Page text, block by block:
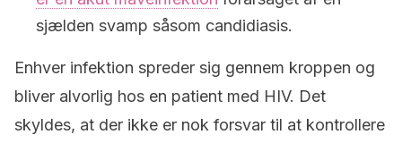
sjælden svamp såsom candidiasis.
Enhver infektion spreder sig gennem kroppen og
bliver alvorlig hos en patient med HIV. Det
skyldes, at der ikke er nok forsvar til at kontrollere